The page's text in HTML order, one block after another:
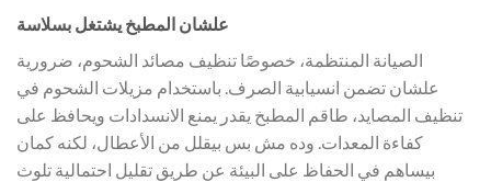
علشان المطبخ يشتغل بسلاسة
الصيانة المنتظمة، خصوصًا تنظيف مصائد الشحوم، ضرورية
علشان تضمن انسيابية الصرف. باستخدام مزيلات الشحوم في
تنظيف المصايد، طاقم المطبخ يقدر يمنع الانسدادات ويحافظ على
كفاءة المعدات. وده مش بس بيقلل من الأعطال، لكنه كمان
بيساهم في الحفاظ على البيئة عن طريق تقليل احتمالية تلوث